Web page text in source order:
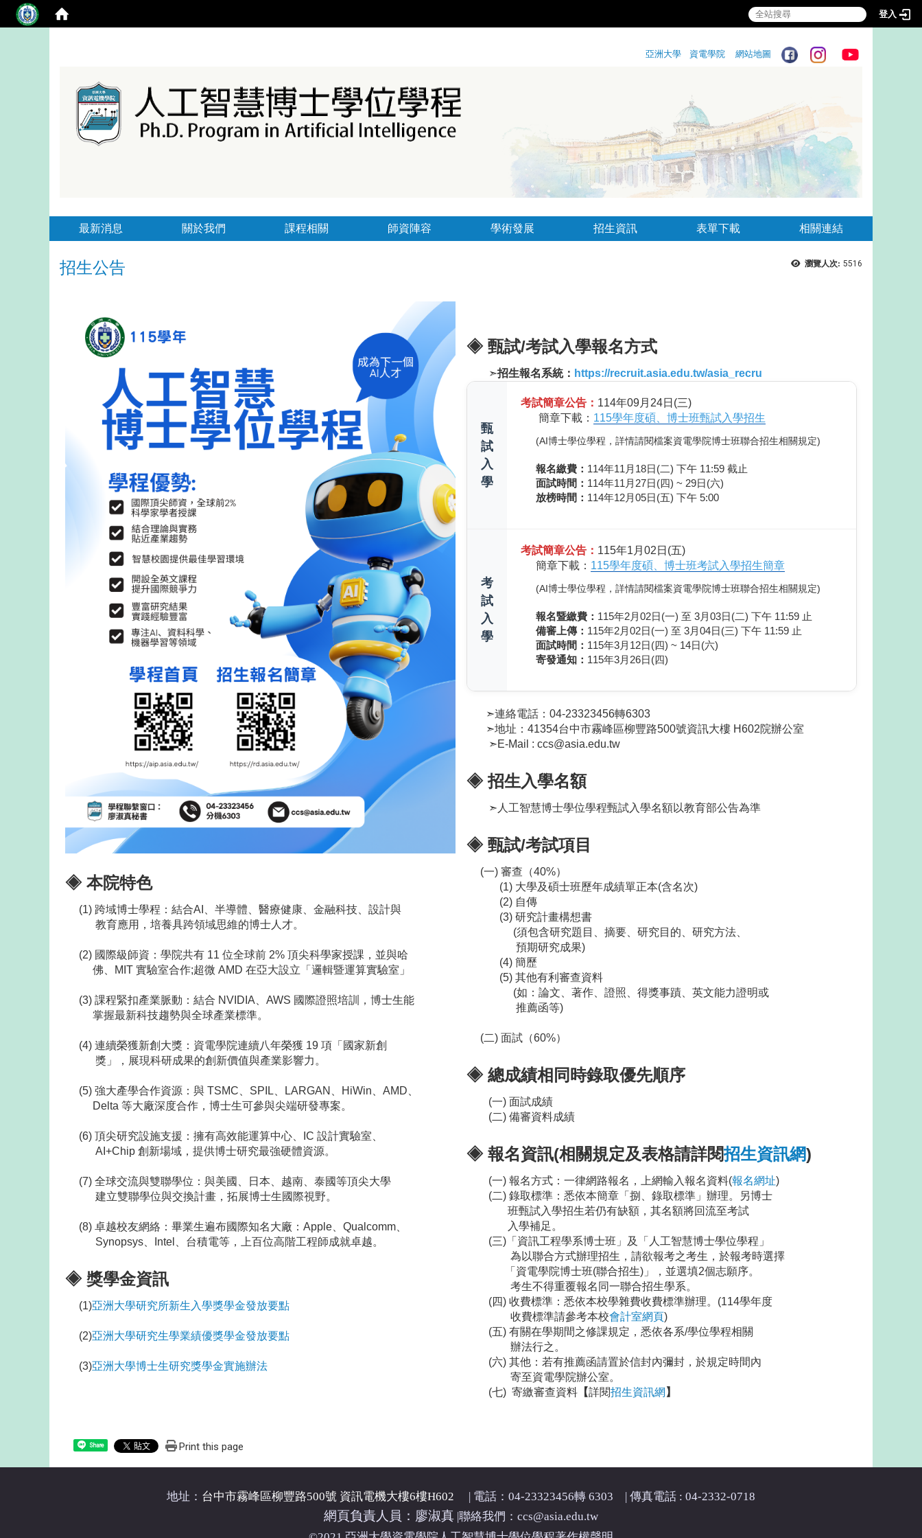
登入
亞洲大學
資電學院 網站地圖
最新消息 關於我們 課程相關 師資陣容 學術發展 招生資訊 表單下載 相關連結
瀏覽人次: 5516
招生公告
◈ 本院特色
(1) 跨域博士學程：結合AI、半導體、醫療健康、金融科技、設計與
教育應用，培養具跨領域思維的博士人才。
(2) 國際級師資：學院共有 11 位全球前 2% 頂尖科學家授課，並與哈
佛、MIT 實驗室合作;超微 AMD 在亞大設立「邏輯暨運算實驗室」
(3) 課程緊扣產業脈動：結合 NVIDIA、AWS 國際證照培訓，博士生能
掌握最新科技趨勢與全球產業標準。
(4) 連續榮獲新創大獎：資電學院連續八年榮獲 19 項「國家新創
獎」，展現科研成果的創新價值與產業影響力。
(5) 強大產學合作資源：與 TSMC、SPIL、LARGAN、HiWin、AMD、
Delta 等大廠深度合作，博士生可參與尖端研發專案。
(6) 頂尖研究設施支援：擁有高效能運算中心、IC 設計實驗室、
AI+Chip 創新場域，提供博士研究最強硬體資源。
(7) 全球交流與雙聯學位：與美國、日本、越南、泰國等頂尖大學
建立雙聯學位與交換計畫，拓展博士生國際視野。
(8) 卓越校友網絡：畢業生遍布國際知名大廠：Apple、Qualcomm、
Synopsys、Intel、台積電等，上百位高階工程師成就卓越。
◈ 獎學金資訊
(1)亞洲大學研究所新生入學獎學金發放要點
(2)亞洲大學研究生學業績優獎學金發放要點
(3)亞洲大學博士生研究獎學金實施辦法
◈ 甄試/考試入學報名方式
➣招生報名系統： https://recruit.asia.edu.tw/asia_recru
甄
試
入
學
考試簡章公告： 114年09月24日(三)
簡章下載： 115學年度碩、博士班甄試入學招生
(AI博士學位學程，詳情請閱檔案資電學院博士班聯合招生相關規定)
報名繳費： 114年11月18日(二) 下午 11:59 截止
面試時間： 114年11月27日(四) ~ 29日(六)
放榜時間： 114年12月05日(五) 下午 5:00
考
試
入
學
考試簡章公告： 115年1月02日(五)
簡章下載： 115學年度碩、博士班考試入學招生簡章
(AI博士學位學程，詳情請閱檔案資電學院博士班聯合招生相關規定)
報名暨繳費： 115年2月02日(一) 至 3月03日(二) 下午 11:59 止
備審上傳： 115年2月02日(一) 至 3月04日(三) 下午 11:59 止
面試時間： 115年3月12日(四) ~ 14日(六)
寄發通知： 115年3月26日(四)
➣連絡電話：04-23323456轉6303
➣地址：41354台中市霧峰區柳豐路500號資訊大樓 H602院辦公室
➣E-Mail : ccs@asia.edu.tw
◈ 招生入學名額
➣人工智慧博士學位學程甄試入學名額以教育部公告為準
◈ 甄試/考試項目
(一) 審查（40%）
(1) 大學及碩士班歷年成績單正本(含名次)
(2) 自傳
(3) 研究計畫構想書
(須包含研究題目、摘要、研究目的、研究方法、
預期研究成果)
(4) 簡歷
(5) 其他有利審查資料
(如：論文、著作、證照、得獎事蹟、英文能力證明或
推薦函等)
(二) 面試（60%）
◈ 總成績相同時錄取優先順序
(一) 面試成績
(二) 備審資料成績
◈ 報名資訊(相關規定及表格請詳閱招生資訊網)
(一) 報名方式：一律網路報名，上網輸入報名資料(報名網址)
(二) 錄取標準：悉依本簡章「捌、錄取標準」辦理。另博士
班甄試入學招生若仍有缺額，其名額將回流至考試
入學補足。
(三)「資訊工程學系博士班」及「人工智慧博士學位學程」
為以聯合方式辦理招生，請欲報考之考生，於報考時選擇
「資電學院博士班(聯合招生)」，並選填2個志願序。
考生不得重覆報名同一聯合招生學系。
(四) 收費標準：悉依本校學雜費收費標準辦理。(114學年度
收費標準請參考本校會計室網頁)
(五) 有關在學期間之修課規定，悉依各系/學位學程相關
辦法行之。
(六) 其他：若有推薦函請置於信封內彌封，於規定時間內
寄至資電學院辦公室。
(七) 寄繳審查資料 【詳閱招生資訊網 】
Share Print this page
地址： 台中市霧峰區柳豐路500號 資訊電機大樓6樓H602 | 電話：04-23323456轉 6303 | 傳真電話 : 04-2332-0718
網頁負責人員：廖淑真 |聯絡我們：ccs@asia.edu.tw